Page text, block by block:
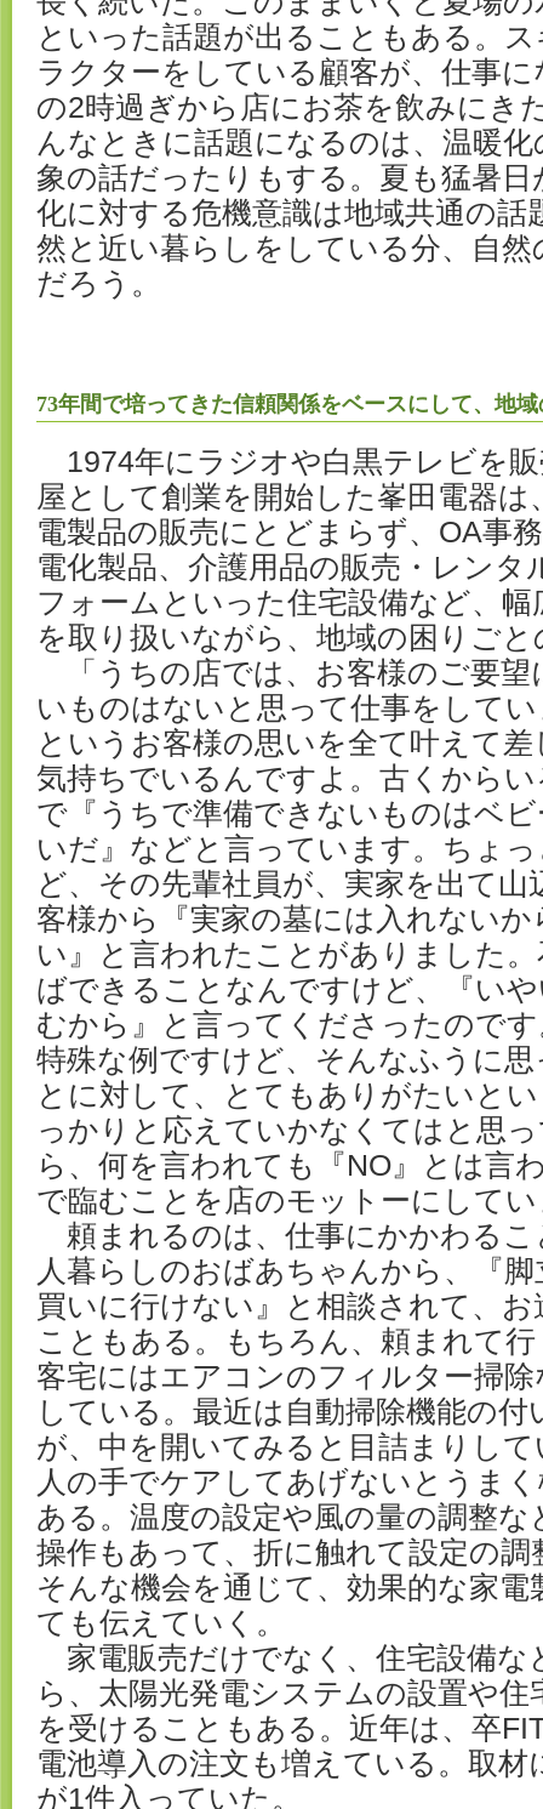
といった話題が出ることもある。
ラクターをしている顧客が、仕事
の2時過ぎから店にお茶を飲みにき
んなときに話題になるのは、温暖
象の話だったりもする。夏も猛暑
化に対する危機意識は地域共通の話
然と近い暮らしをしている分、自
だろう。
73年間で培ってきた信頼関係をベースにして、地
1974年にラジオや白黒テレビを
屋として創業を開始した峯田電器は
電製品の販売にとどまらず、OA事
電化製品、介護用品の販売・レンタ
フォームといった住宅設備など、幅
を取り扱いながら、地域の困りご
「うちの店では、お客様のご要望
いものはないと思って仕事をして
というお客様の思いを全て叶えて
気持ちでいるんですよ。古くから
で『うちで準備できないものはベ
いだ』などと言っています。ちょ
ど、その先輩社員が、実家を出て
客様から『実家の墓には入れない
い』と言われたことがありました
ばできることなんですけど、『い
むから』と言ってくださったので
特殊な例ですけど、そんなふうに
とに対して、とてもありがたいと
っかりと応えていかなくてはと思
ら、何を言われても『NO』とは言
で臨むことを店のモットーにして
頼まれるのは、仕事にかかわるこ
人暮らしのおばあちゃんから、『
買いに行けない』と相談されて、
こともある。もちろん、頼まれて
客宅にはエアコンのフィルター掃
している。最近は自動掃除機能の
が、中を開いてみると目詰まりし
人の手でケアしてあげないとうま
ある。温度の設定や風の量の調整
操作もあって、折に触れて設定の
そんな機会を通じて、効果的な家
ても伝えていく。
家電販売だけでなく、住宅設備な
ら、太陽光発電システムの設置や
を受けることもある。近年は、卒
電池導入の注文も増えている。取材
が1件入っていた。